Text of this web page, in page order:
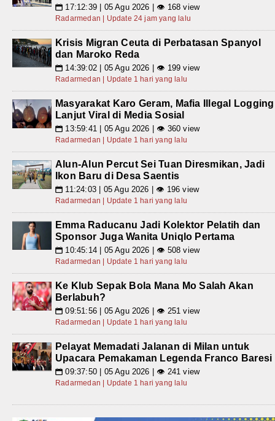
📅 17:12:39 | 05 Agu 2026 | 👁 168 view
Radarmedan | Update 24 jam yang lalu
Krisis Migran Ceuta di Perbatasan Spanyol
dan Maroko Reda
📅 14:39:02 | 05 Agu 2026 | 👁 199 view
Radarmedan | Update 1 hari yang lalu
Masyarakat Karo Geram, Mafia Illegal Logging
Lanjut Viral di Media Sosial
📅 13:59:41 | 05 Agu 2026 | 👁 360 view
Radarmedan | Update 1 hari yang lalu
Alun-Alun Percut Sei Tuan Diresmikan, Jadi
Ikon Baru di Desa Saentis
📅 11:24:03 | 05 Agu 2026 | 👁 196 view
Radarmedan | Update 1 hari yang lalu
Emma Raducanu Jadi Kolektor Pelatih dan
Sponsor Juga Wanita Uniqlo Pertama
📅 10:45:14 | 05 Agu 2026 | 👁 508 view
Radarmedan | Update 1 hari yang lalu
Ke Klub Sepak Bola Mana Mo Salah Akan
Berlabuh?
📅 09:51:56 | 05 Agu 2026 | 👁 251 view
Radarmedan | Update 1 hari yang lalu
Pelayat Memadati Jalanan di Milan untuk
Upacara Pemakaman Legenda Franco Baresi
📅 09:37:50 | 05 Agu 2026 | 👁 241 view
Radarmedan | Update 1 hari yang lalu